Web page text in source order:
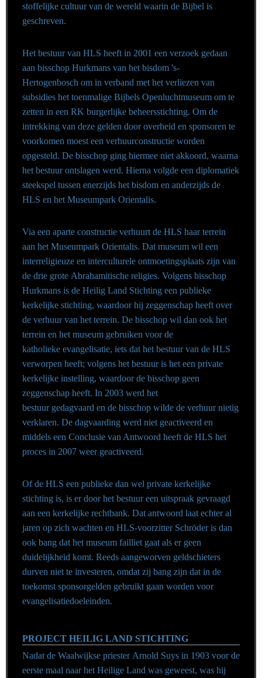
stoffelijke cultuur van de wereld waarin de Bijbel is
geschreven.
Het bestuur van HLS heeft in 2001 een verzoek gedaan
aan bisschop Hurkmans van het bisdom 's-
Hertogenbosch om in verband met het verliezen van
subsidies het toenmalige Bijbels Openluchtmuseum om te
zetten in een RK burgerlijke beheersstichting. Om de
intrekking van deze gelden door overheid en sponsoren te
voorkomen moest een verhuurconstructie worden
opgesteld. De bisschop ging hiermee niet akkoord, waarna
het bestuur ontslagen werd. Hierna volgde een diplomatiek
steekspel tussen enerzijds het bisdom en anderzijds de
HLS en het Museumpark Orientalis.
Via een aparte constructie verhuurt de HLS haar terrein
aan het Museumpark Orientalis. Dat museum wil een
interreligieuze en interculturele ontmoetingsplaats zijn van
de drie grote Abrahamitische religies. Volgens bisschop
Hurkmans is de Heilig Land Stichting een publieke
kerkelijke stichting, waardoor hij zeggenschap heeft over
de verhuur van het terrein. De bisschop wil dan ook het
terrein en het museum gebruiken voor de
katholieke evangelisatie, iets dat het bestuur van de HLS
verworpen heeft; volgens het bestuur is het een private
kerkelijke instelling, waardoor de bisschop geen
zeggenschap heeft. In 2003 werd het
bestuur gedagvaard en de bisschop wilde de verhuur nietig
verklaren. De dagvaarding werd niet geactiveerd en
middels een Conclusie van Antwoord heeft de HLS het
proces in 2007 weer geactiveerd.
Of de HLS een publieke dan wel private kerkelijke
stichting is, is er door het bestuur een uitspraak gevraagd
aan een kerkelijke rechtbank. Dat antwoord laat echter al
jaren op zich wachten en HLS-voorzitter Schröder is dan
ook bang dat het museum failliet gaat als er geen
duidelijkheid komt. Reeds aangeworven geldschieters
durven niet te investeren, omdat zij bang zijn dat in de
toekomst sponsorgelden gebruikt gaan worden voor
evangelisatiedoeleinden.
PROJECT HEILIG LAND STICHTING
Nadat de Waalwijkse priester Arnold Suys in 1903 voor de
eerste maal naar het Heilige Land was geweest, was hij